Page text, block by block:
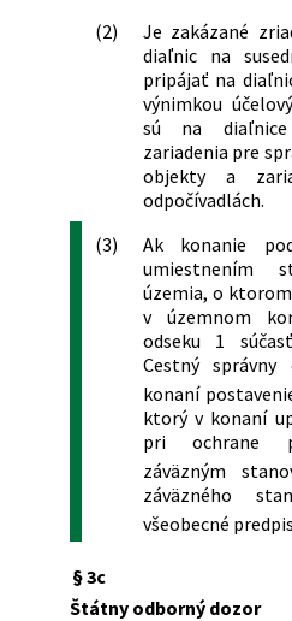
(2)
Je zakázané
diaľnic na
pripájať na
výnimkou
sú na
zariadenia pre
objekty a
odpočívadlách.
(3)
Ak konanie
umiestnením
územia, o
v územnom
odseku 1
Cestný
konaní
ktorý v konaní
pri ochrane
záväzným
záväzného
všeobecné
§ 3c
Štátny odborný dozor